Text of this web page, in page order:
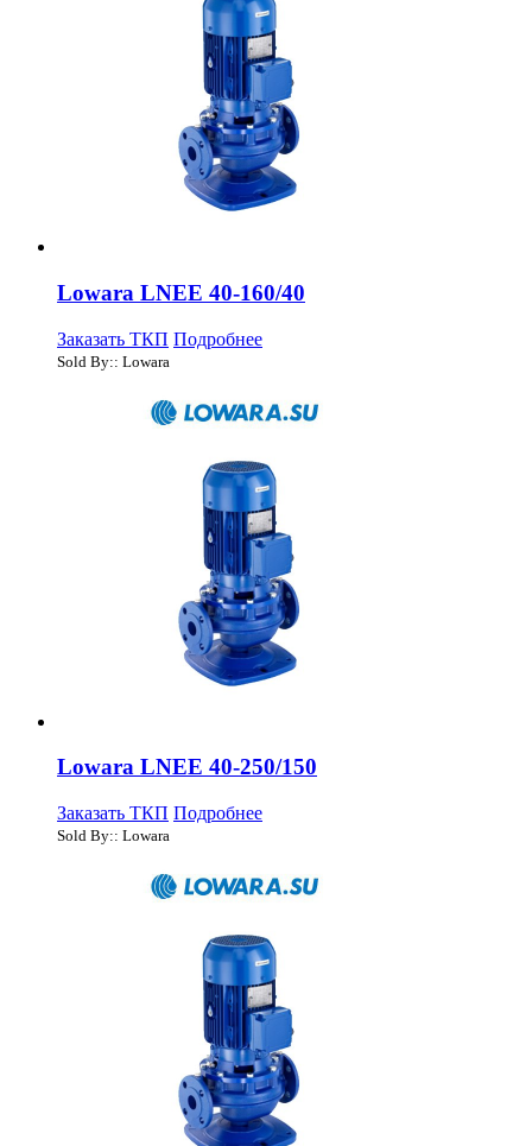
Lowara LNEE 40-160/40
Заказать ТКП Подробнее
Sold By:: Lowara
Lowara LNEE 40-250/150
Заказать ТКП Подробнее
Sold By:: Lowara